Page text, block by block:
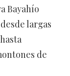
Bayahío
largas
de